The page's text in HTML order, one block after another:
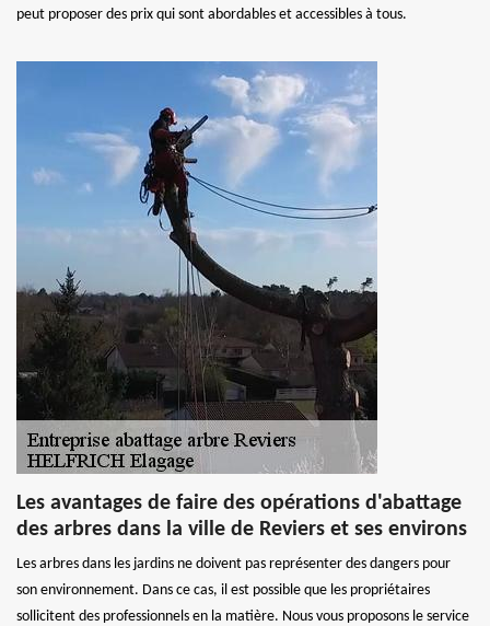
peut proposer des prix qui sont abordables et accessibles à tous.
Les avantages de faire des opérations d'abattage
des arbres dans la ville de Reviers et ses environs
Les arbres dans les jardins ne doivent pas représenter des dangers pour
son environnement. Dans ce cas, il est possible que les propriétaires
sollicitent des professionnels en la matière. Nous vous proposons le service